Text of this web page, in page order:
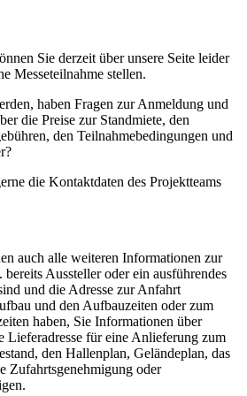
Stationen Kröpcke, Aegidientorplatz,
OST 3
Aegidientorplatz, Braunschweiger
Eingang Süd + West 1
(Eingang Süd) und Haltepunkt
West 1) Aus Rethen, Pattensen und
zum Messegelände in Hannover?
Sie derzeit über unsere Seite leider
Messeteilnahme stellen.
haben Fragen zur Anmeldung und
die Preise zur Standmiete, den
den Teilnahmebedingungen und
die Kontaktdaten des Projektteams
auch alle weiteren Informationen zur
Aussteller oder ein ausführendes
und die Adresse zur Anfahrt
und den Aufbauzeiten oder zum
haben, Sie Informationen über
Lieferadresse für eine Anlieferung zum
den Hallenplan, Geländeplan, das
Zufahrtsgenehmigung oder